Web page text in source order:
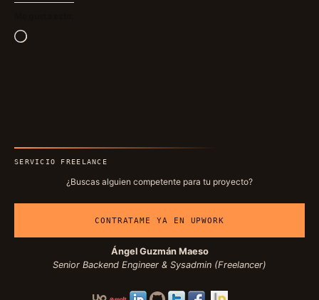
Cargando...
SERVICIO FREELANCE
¿Buscas alguien competente para tu proyecto?
CONTRATAME YA EN UPWORK
Ángel Guzmán Maeso
Senior Backend Engineer & Sysadmin (Freelancer)